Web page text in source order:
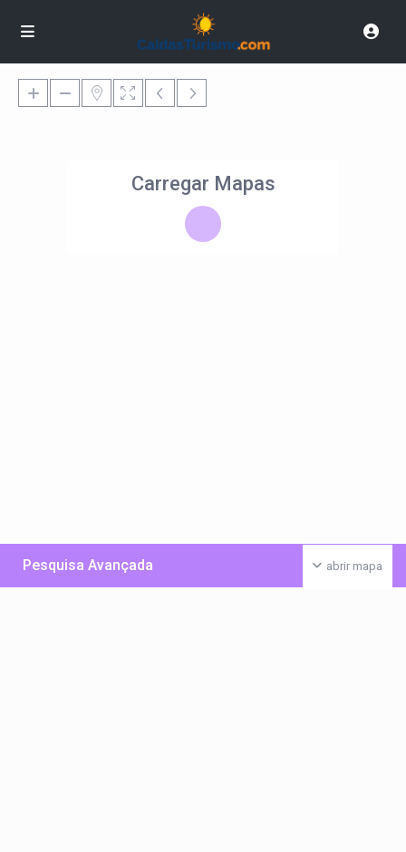
Carregar Mapas
abrir mapa
Pesquisa Avançada